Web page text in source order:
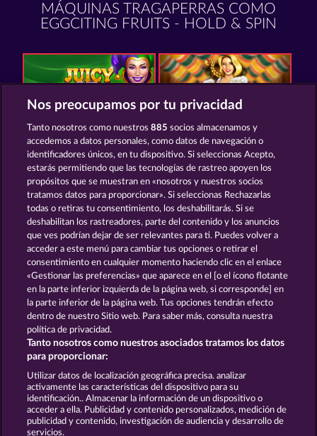
MÁQUINAS TRAGAPERRAS COMO
EGGCITING FRUITS - HOLD & SPIN
Juicy Jester Beer Party
Egyptian Moon 5 Ember Wilds
Términos y condiciones
Declaración de privacidad
Enviar solicitud de desistimiento
Nos preocupamos por tu privacidad
Tanto nosotros como nuestros885 socios almacenamos y
accedemos a datos personales, como datos de navegación o
identificadores únicos, en tu dispositivo. Si seleccionas Acepto,
estarás permitiendo que las tecnologías de rastreo apoyen los
propósitos que se muestran en «nosotros y nuestros socios
tratamos datos para proporcionar». Si seleccionas Rechazarlas
todas o retiras tu consentimiento, los deshabilitarás. Si se
deshabilitan los rastreadores, parte del contenido y los anuncios
que ves podrían dejar de ser relevantes para ti. Puedes volver a
acceder a este menú para cambiar tus opciones o retirar el
consentimiento en cualquier momento haciendo clic en el enlace
«Gestionar las preferencias» que aparece en el [o el ícono flotante
en la parte inferior izquierda de la página web, si corresponde] en
la parte inferior de la página web. Tus opciones tendrán efecto
dentro de nuestro Sitio web. Para saber más, consulta nuestra
política de privacidad.
Tanto nosotros como nuestros asociados tratamos los datos
para proporcionar:
Utilizar datos de localización geográfica precisa. analizar
activamente las características del dispositivo para su
identificación.. Almacenar la información de un dispositivo o
acceder a ella. Publicidad y contenido personalizados, medición de
publicidad y contenido, investigación de audiencia y desarrollo de
servicios.